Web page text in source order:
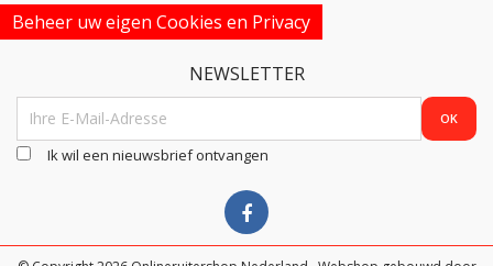
Beheer uw eigen Cookies en Privacy
NEWSLETTER
Ik wil een nieuwsbrief ontvangen